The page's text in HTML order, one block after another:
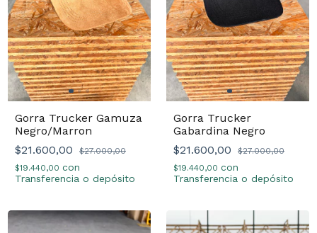
Gorra Trucker Gamuza
Negro/Marron
$21.600,00
$27.000,00
$19.440,00 con
Transferencia o depósito
Gorra Trucker
Gabardina Negro
$21.600,00
$27.000,00
$19.440,00 con
Transferencia o depósito